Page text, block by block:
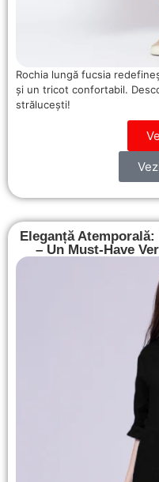
Rochia lungă fucsia
și un tricot confortabil.
strălucești!
Eleganță
– Un Must-Have